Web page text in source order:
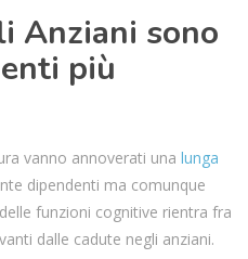
Anziani sono
più
vanno annoverati una lunga
dipendenti ma comunque
funzioni cognitive rientra fra
dalle cadute negli anziani.